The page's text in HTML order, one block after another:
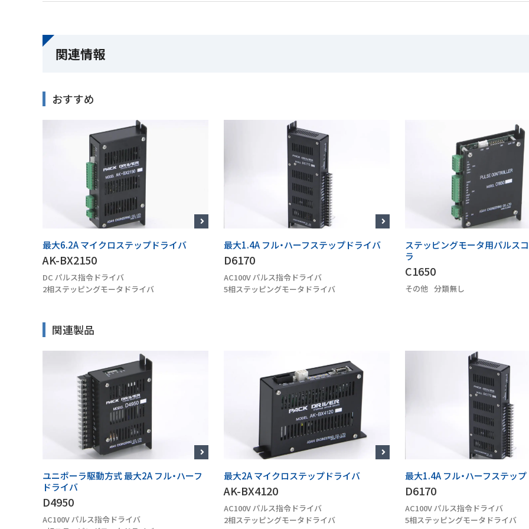
関連情報
おすすめ
最大6.2A マイクロステップドライバ
AK-BX2150
DC パルス指令ドライバ
2相ステッピングモータドライバ
最大1.4A フル・ハーフステップドライバ
D6170
AC100V パルス指令ドライバ
5相ステッピングモータドライバ
ステッピングモータ用パルス
ラ
C1650
その他 分類無し
関連製品
ユニポーラ駆動方式 最大2A フル・ハーフ
ドライバ
D4950
AC100V パルス指令ドライバ
最大2A マイクロステップドライバ
AK-BX4120
AC100V パルス指令ドライバ
2相ステッピングモータドライバ
最大1.4A フル・ハーフステッ
D6170
AC100V パルス指令ドライバ
5相ステッピングモータドライバ